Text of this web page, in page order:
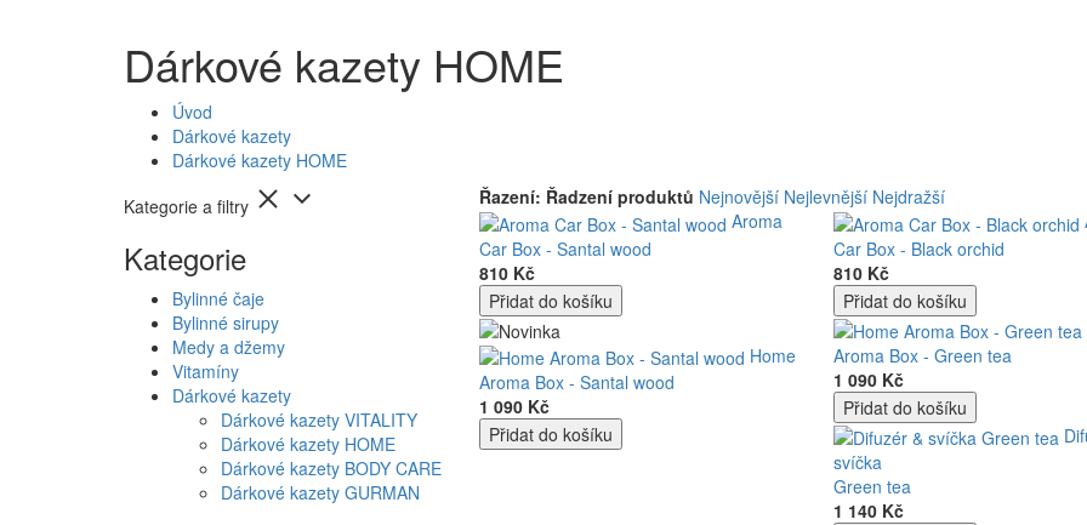
Dárkové kazety HOME
Úvod
Dárkové kazety
Dárkové kazety HOME
Kategorie a filtry
Kategorie
Bylinné čaje
Bylinné sirupy
Medy a džemy
Vitamíny
Dárkové kazety
Dárkové kazety VITALITY
Dárkové kazety HOME
Dárkové kazety BODY CARE
Dárkové kazety GURMAN
Řazení: Řadzení produktů Nejnovější Nejlevnější Nejdražší
Aroma
Car Box - Santal wood
810 Kč
Car Box - Black orchid
810 Kč
Home
Aroma Box - Santal wood
1 090 Kč
Aroma Box - Green tea
1 090 Kč
svíčka
Green tea
1 140 Kč